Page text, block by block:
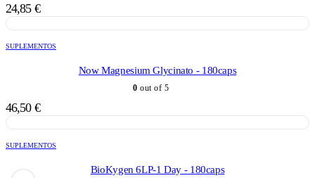
24,85 €
SUPLEMENTOS
Now Magnesium Glycinato - 180caps
0 out of 5
46,50 €
SUPLEMENTOS
BioKygen 6LP-1 Day - 180caps